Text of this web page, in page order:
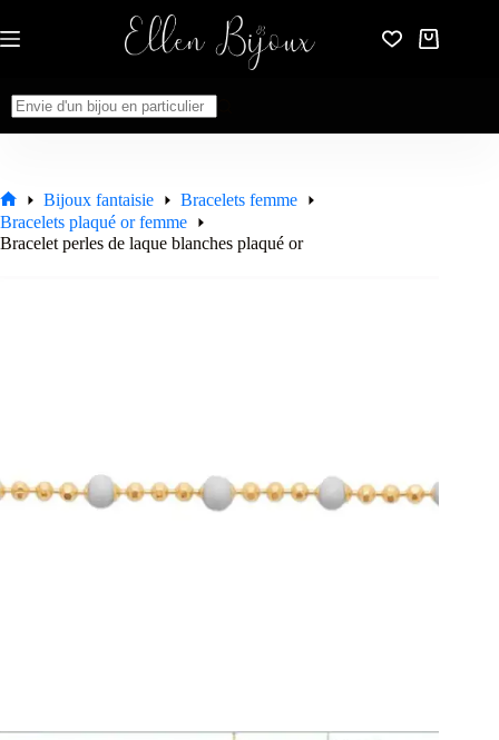
au
contenu
Panier
Accueil
Bijoux fantaisie
Bracelets femme
Bracelets plaqué or femme
Bracelet perles de laque blanches plaqué or